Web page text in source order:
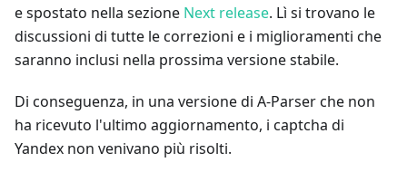
e spostato nella sezione Next release. Lì si trovano le
discussioni di tutte le correzioni e i miglioramenti che
saranno inclusi nella prossima versione stabile.
Di conseguenza, in una versione di A-Parser che non
ha ricevuto l'ultimo aggiornamento, i captcha di
Yandex non venivano più risolti.